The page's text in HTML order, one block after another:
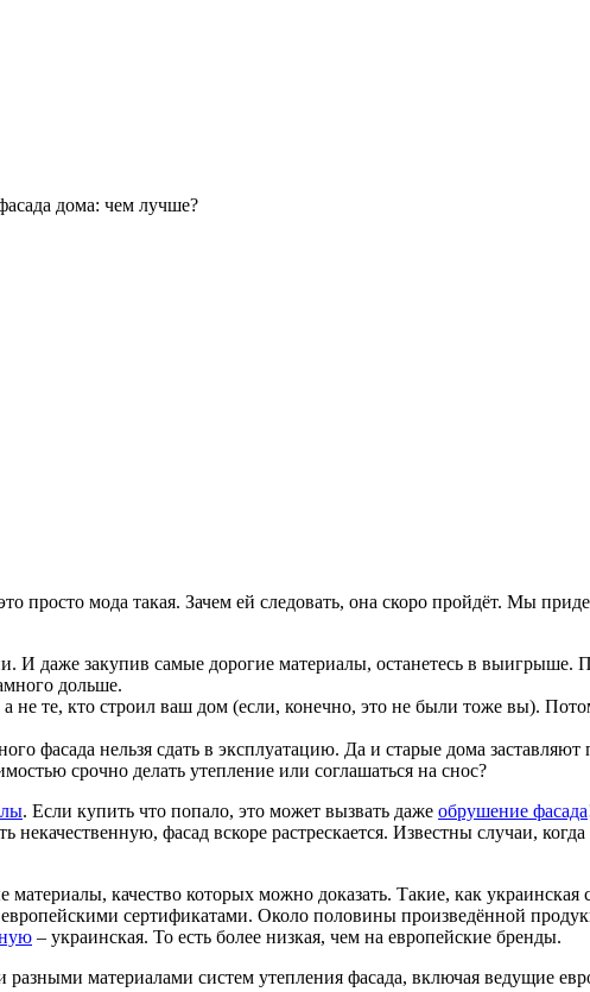
дома: чем лучше?
просто мода такая. Зачем ей следовать, она скоро пройдёт. Мы
И даже закупив самые дорогие материалы, останетесь в выигрыше.
дольше.
те, кто строил ваш дом (если, конечно, это не были тоже вы).
фасада нельзя сдать в эксплуатацию. Да и старые дома
срочно делать утепление или соглашаться на снос?
. Если купить что попало, это может вызвать даже обрушение фасада
некачественную, фасад вскоре растрескается. Известны случаи,
качество которых можно доказать. Такие, как украинская
сертификатами. Около половины произведённой
– украинская. То есть более низкая, чем на европейские бренды.
разными материалами систем утепления фасада, включая ведущие